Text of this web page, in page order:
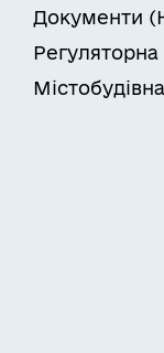
Документи
Регуляторна